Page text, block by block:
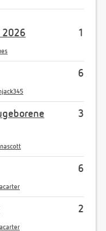
1
2026
6
3
6
2